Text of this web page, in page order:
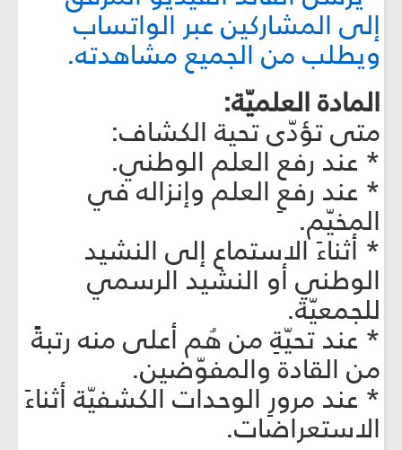
إلى المشاركين عبر الواتساب
ويطلب من الجميع مشاهدته.
المادة العلميّة:
متى تؤدّى تحية الكشاف:
* عند رفع العلم الوطني.
* عند رفعِ العلم وإنزاله في
المخيّم.
* أثناءَ الاستماع إلى النشيد
الوطني أو النشيد الرسمي
للجمعيّة.
* عند تحيّةِ من هُم أعلى منه رتبةً
من القادة والمفوّضين.
* عند مرورِ الوحدات الكشفيّة أثناءَ
الاستعراضات.